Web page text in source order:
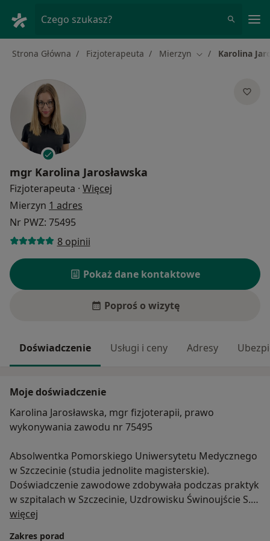
Czego szukasz?
Strona Główna Fizjoterapeuta Mierzyn Zmień miasto
Karolina
mgr Karolina Jarosławska
Fizjoterapeuta · Więcej
Mierzyn 1 adres
Nr PWZ: 75495
8 opinii
Pokaż dane kontaktowe
Poproś o wizytę
Doświadczenie Usługi i ceny Adresy
Moje doświadczenie
Karolina Jarosławska, mgr fizjoterapii, prawo
wykonywania zawodu nr 75495
Absolwentka Pomorskiego Uniwersytetu Medycznego
w Szczecinie (studia jednolite magisterskie).
Doświadczenie zawodowe zdobywała podczas praktyk
w szpitalach w Szczecinie, Uzdrowisku Świnoujście S.A
oraz Reha-Team.
więcej
Zakres porad